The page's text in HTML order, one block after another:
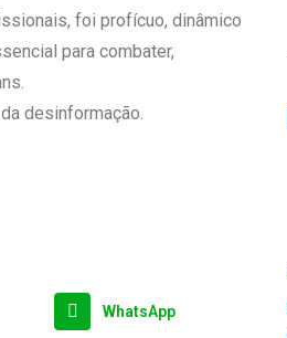
foi profícuo, dinâmico
para combater,
desinformação.
WhatsApp